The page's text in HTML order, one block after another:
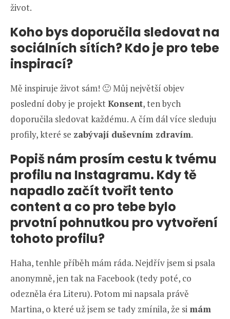
život.
Koho bys doporučila sledovat na
sociálních sítích? Kdo je pro tebe
inspirací?
Mě inspiruje život sám! 🙂 Můj největší objev
poslední doby je projektKonsent, ten bych
doporučila sledovat každému. A čím dál více sleduju
profily, které se zabývají duševním zdravím.
Popiš nám prosím cestu k tvému
profilu na Instagramu. Kdy tě
napadlo začít tvořit tento
content a co pro tebe bylo
prvotní pohnutkou pro vytvoření
tohoto profilu?
Haha, tenhle příběh mám ráda. Nejdřív jsem si psala
anonymně, jen tak na Facebook (tedy poté, co
odezněla éra Literu). Potom mi napsala právě
Martina, o které už jsem se tady zmínila, že si mám